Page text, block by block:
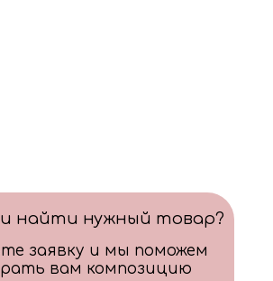
найти нужный товар?
заявку и мы поможем
вам композицию